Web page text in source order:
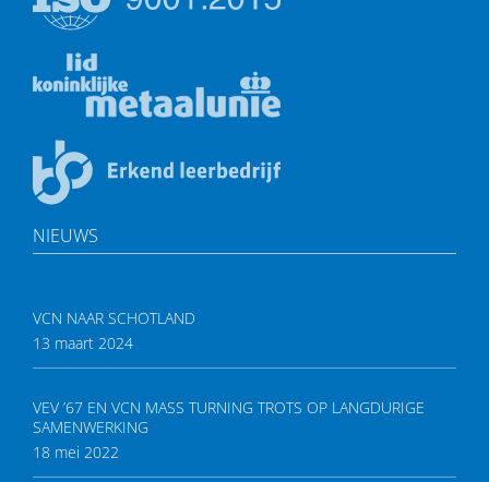
NIEUWS
VCN NAAR SCHOTLAND
13 maart 2024
VEV ’67 EN VCN MASS TURNING TROTS OP LANGDURIGE
SAMENWERKING
18 mei 2022